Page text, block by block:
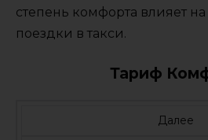
степень комфорта влияет
поездки в такси.
Тариф
Далее